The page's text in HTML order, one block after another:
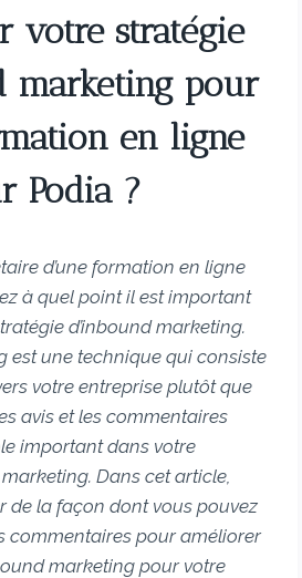
votre stratégie
marketing pour
en ligne
Podia ?
d’une formation en ligne
à quel point il est important
d’inbound marketing.
est une technique qui consiste
votre entreprise plutôt que
avis et les commentaires
important dans votre
Dans cet article,
de la façon dont vous pouvez
commentaires pour améliorer
marketing pour votre